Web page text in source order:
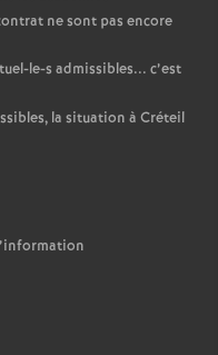
ne sont pas encore
le-s admissibles... c’est
la situation à Créteil